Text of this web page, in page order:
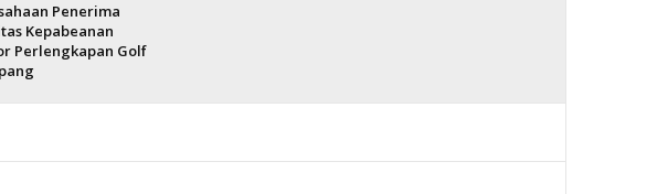
Penerima
Kepabeanan
Perlengkapan Golf